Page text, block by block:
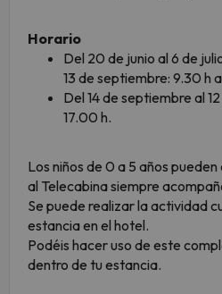
Horario
Del 20 de junio al 6 de
13 de septiembre: 9.30 h
Del 14 de septiembre al
17.00 h.
Los niños de 0 a 5 años
al Telecabina siempre
Se puede realizar la actividad
estancia en el hotel.
Podéis hacer uso de este
dentro de tu estancia.